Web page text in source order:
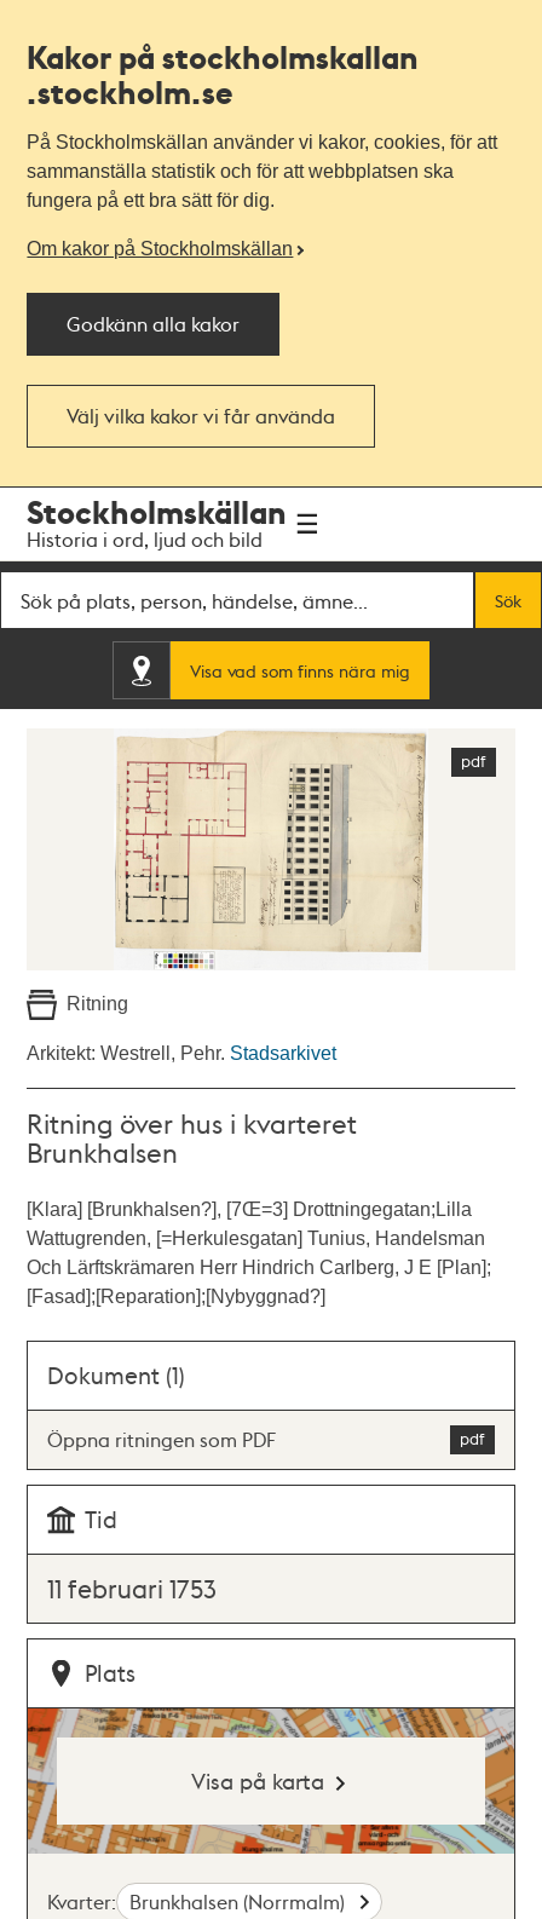
Kakor på stockholmskallan
.stockholm.se
På Stockholmskällan använder vi kakor, cookies, för att
sammanställa statistik och för att webbplatsen ska
fungera på ett bra sätt för dig.
Om kakor på Stockholmskällan
Godkänn alla kakor
Välj vilka kakor vi får använda
navigationen
huvudinnehållet
Stockholmskällan
Historia i ord, ljud och bild
Sök
Visa vad som finns nära mig
Ritning
Arkitekt: Westrell, Pehr. Stadsarkivet
Ritning över hus i kvarteret
Brunkhalsen
[Klara] [Brunkhalsen?], [7Œ=3] Drottningegatan;Lilla
Wattugrenden, [=Herkulesgatan] Tunius, Handelsman
Och Lärftskrämaren Herr Hindrich Carlberg, J E [Plan];
[Fasad];[Reparation];[Nybyggnad?]
Dokument (1)
Öppna ritningen som PDF
Tid
11 februari 1753
Plats
Visa på karta
Kvarter: Brunkhalsen (Norrmalm)